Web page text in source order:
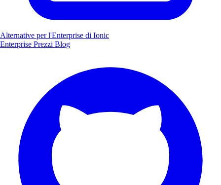
Alternative per l'Enterprise di Ionic
Enterprise Prezzi Blog